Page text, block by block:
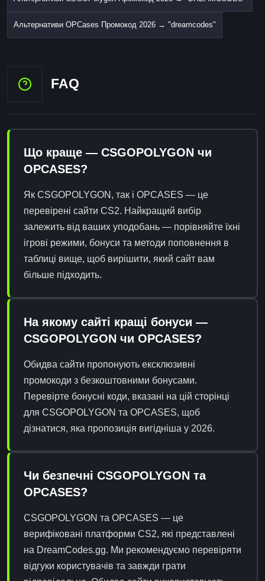
Альтернативи OPCases Промокод 2026 → "dreamcodes"
FAQ
Що краще — CSGOPOLYGON чи
OPCASES?
Як CSGOPOLYGON, так і OPCASES — це
перевірені сайти CS2. Найкращий вибір
залежить від ваших уподобань — порівняйте їхні
ігрові режими, бонуси та методи поповнення в
таблиці вище, щоб вирішити, який сайт вам
більше підходить.
На якому сайті кращі бонуси —
CSGOPOLYGON чи OPCASES?
Обидва сайти пропонують ексклюзивні
промокоди з безкоштовними бонусами.
Перевірте бонусні коди, вказані на цій сторінці
для CSGOPOLYGON та OPCASES, щоб
дізнатися, яка пропозиція вигідніша у 2026.
Чи безпечні CSGOPOLYGON та
OPCASES?
CSGOPOLYGON та OPCASES — це
верифіковані платформи CS2, які представлені
на DreamCodes.gg. Ми рекомендуємо перевіряти
відгуки користувачів та завжди грати